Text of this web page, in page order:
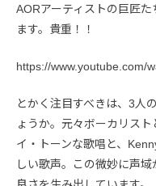
AORアーティストの巨匠
ます。貴重！！
https://www.youtube.com/
とかく注目すべきは、3人
ょうか。元々ボーカリス
イ・トーンな歌唱と、
しい歌声。この微妙に声